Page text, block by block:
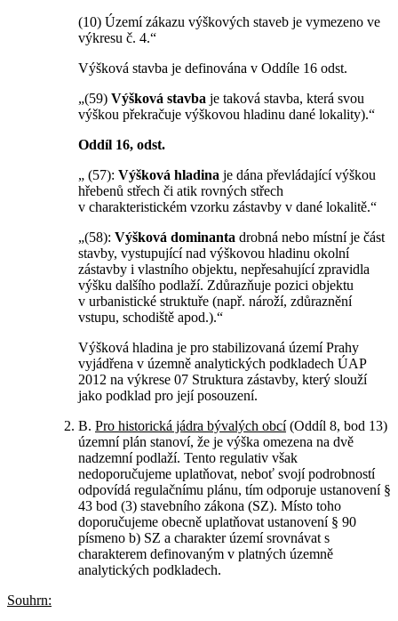
(10) Území zákazu výškových staveb je vymezeno ve
výkresu č. 4.“
Výšková stavba je definována v Oddíle 16 odst.
„(59) Výšková stavba je taková stavba, která svou
výškou překračuje výškovou hladinu dané lokality).“
Oddíl 16, odst.
„ (57): Výšková hladina je dána převládající výškou
hřebenů střech či atik rovných střech
v charakteristickém vzorku zástavby v dané lokalitě.“
„(58): Výšková dominanta drobná nebo místní je část
stavby, vystupující nad výškovou hladinu okolní
zástavby i vlastního objektu, nepřesahující zpravidla
výšku dalšího podlaží. Zdůrazňuje pozici objektu
v urbanistické struktuře (např. nároží, zdůraznění
vstupu, schodiště apod.).“
Výšková hladina je pro stabilizovaná území Prahy
vyjádřena v územně analytických podkladech ÚAP
2012 na výkrese 07 Struktura zástavby, který slouží
jako podklad pro její posouzení.
B. Pro historická jádra bývalých obcí(Oddíl 8, bod 13)
územní plán stanoví, že je výška omezena na dvě
nadzemní podlaží. Tento regulativ však
nedoporučujeme uplatňovat, neboť svojí podrobností
odpovídá regulačnímu plánu, tím odporuje ustanovení §
43 bod (3) stavebního zákona (SZ). Místo toho
doporučujeme obecně uplatňovat ustanovení § 90
písmeno b) SZ a charakter území srovnávat s
charakterem definovaným v platných územně
analytických podkladech.
Souhrn: